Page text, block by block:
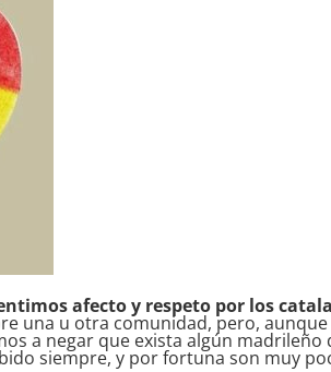
afecto y respeto por los
una u otra comunidad, pero,
a negar que exista algún madrileño
siempre, y por fortuna son muy